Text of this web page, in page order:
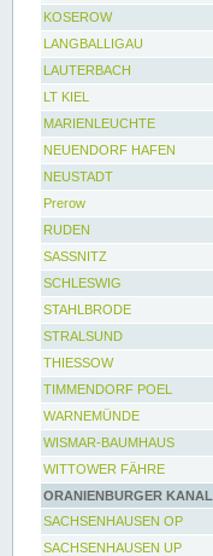
KOSEROW
LANGBALLIGAU
LAUTERBACH
LT KIEL
MARIENLEUCHTE
NEUENDORF HAFEN
NEUSTADT
Prerow
RUDEN
SASSNITZ
SCHLESWIG
STAHLBRODE
STRALSUND
THIESSOW
TIMMENDORF POEL
WARNEMÜNDE
WISMAR-BAUMHAUS
WITTOWER FÄHRE
ORANIENBURGER KANAL
SACHSENHAUSEN OP
SACHSENHAUSEN UP